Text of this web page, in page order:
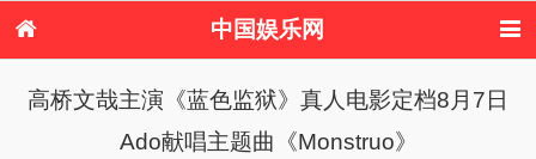
中国娱乐网
电视剧
演唱会 综艺节目
偶像活动
高桥文哉主演《蓝色监狱》真人电影定档8月7日
Ado献唱主题曲《Monstruo》